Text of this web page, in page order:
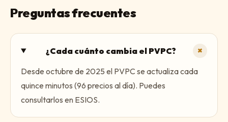
Preguntas frecuentes
¿Cada cuánto cambia el PVPC? +
Desde octubre de 2025 el PVPC se actualiza cada
quince minutos (96 precios al día). Puedes
consultarlos en ESIOS.